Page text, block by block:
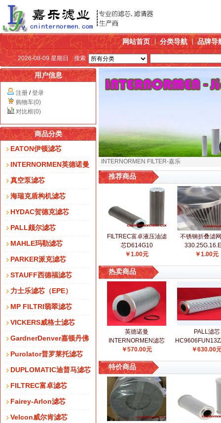
网站首页 分类导航 品牌导
2026-08-09 星期日 搜索
用户信息
注册 /登录
购物车(0)
对比框(0)
商品分类
EATON伊顿滤芯
INTERNORMEN英德诺曼
真空泵滤芯
海瑞克盾构机滤芯
HYDAC贺德克滤芯
PALL颇尔滤芯
MAHLE玛勒滤芯
PARKER派克滤芯
STAUFF西德福滤芯
力士乐滤芯（EPE）
MP FILTRI翡翠滤芯
VICKERS威格士滤芯
GardnerDenver嘉顿丹佛
Purolator普罗莱托滤芯
DUPLOMATIC迪普马滤芯
FILTREC富卓滤芯
Fairey-Arlon滤芯
Velcon威尔肯滤芯
INTERNORMEN FILTER-嘉乐
推荐商品
FILTREC富卓液压油滤
芯D614G10
￥1.00元
不锈钢折叠滤
￥1.00元
热卖商品
英德诺曼
INTERNORMEN滤芯
300300
￥570.00元
PALL滤芯
颇尔滤芯
￥630.00
特价商品